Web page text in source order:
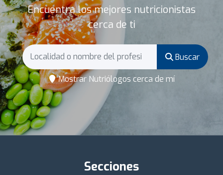
Encuentra los mejores nutricionistas
cerca de ti
Buscar
Mostrar Nutriólogos cerca de mí
Secciones